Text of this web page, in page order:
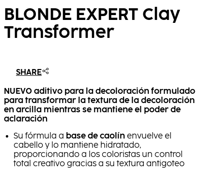
BLONDE EXPERT Clay
Transformer
SHARE
NUEVO aditivo para la decoloración formulado
para transformar la textura de la decoloración
en arcilla mientras se mantiene el poder de
aclaración
Su fórmula a base de caolín envuelve el
cabello y lo mantiene hidratado,
proporcionando a los coloristas un control
total creativo gracias a su textura antigoteo